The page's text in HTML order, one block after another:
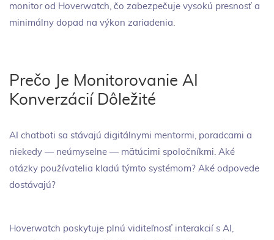
monitor od Hoverwatch, čo zabezpečuje vysokú presnosť a
minimálny dopad na výkon zariadenia.
Prečo Je Monitorovanie AI
Konverzácií Dôležité
AI chatboti sa stávajú digitálnymi mentormi, poradcami a
niekedy — neúmyselne — mätúcimi spoločníkmi. Aké
otázky používatelia kladú týmto systémom? Aké odpovede
dostávajú?
Hoverwatch poskytuje plnú viditeľnosť interakcií s AI,